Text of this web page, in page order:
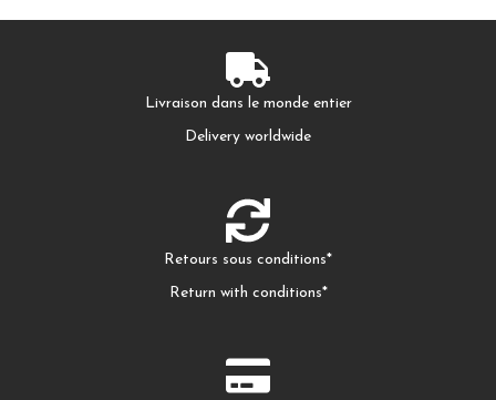
Livraison dans le monde entier
Delivery worldwide
Retours sous conditions*
Return with conditions*